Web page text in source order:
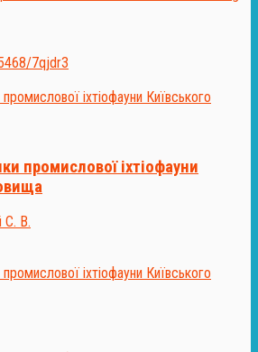
7qjdr3
промислової іхтіофауни
С. В.